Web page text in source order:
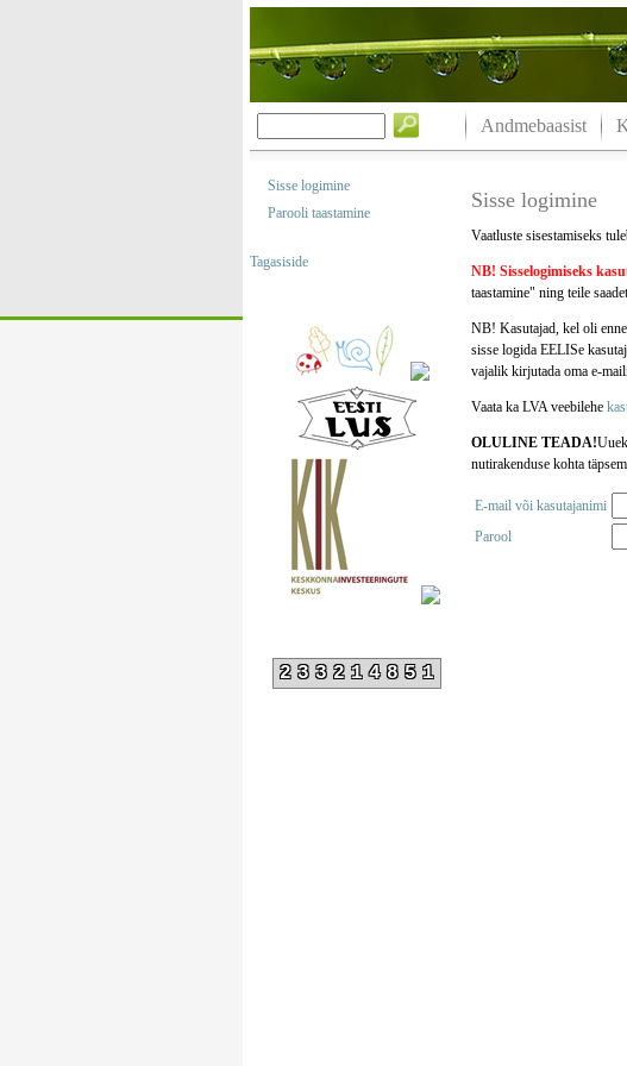
Andmebaasist
Sisse logimine
Parooli taastamine
Tagasiside
233214851
Sisse logimine
Vaatluste sisestamiseks
NB! Sisselogimiseks
taastamine" ning teile
NB! Kasutajad, kel oli
sisse logida EELISe
vajalik kirjutada oma e-
Vaata ka LVA veebilehe
OLULINE TEADA!
nutirakenduse kohta
E-mail või kasutajanimi
Parool